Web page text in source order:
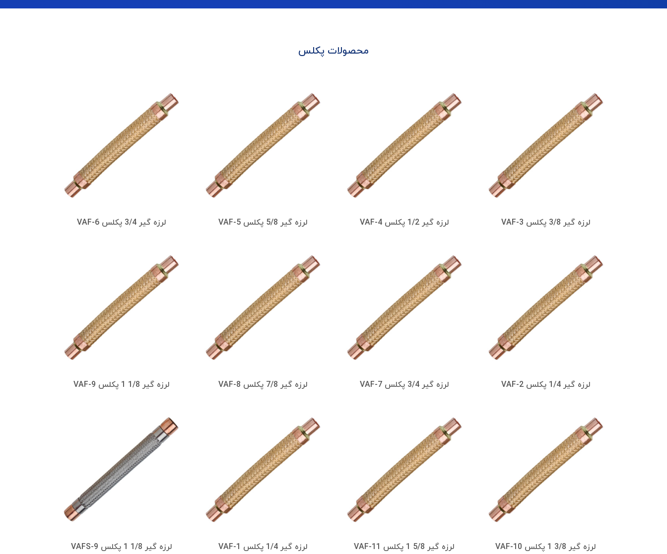
محصولات پکلس
لرزه گیر 3/8 پکلس VAF-3 لرزه گیر 1/2 پکلس VAF-4 لرزه گیر 5/8 پکلس VAF-5 لرزه گیر 3/4 پکلس VAF-6
لرزه گیر 1/4 پکلس VAF-2 لرزه گیر 3/4 پکلس VAF-7 لرزه گیر 7/8 پکلس VAF-8 لرزه گیر 1/8 1 پکلس VAF-9
لرزه گیر 3/8 1 پکلس VAF-10 لرزه گیر 5/8 1 پکلس VAF-11 لرزه گیر 1/4 پکلس VAF-1 لرزه گیر 1/8 1 پکلس VAFS-9